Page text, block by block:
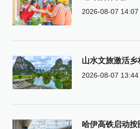
2026-08-07 14:07
山水文旅激活乡
2026-08-07 13:44
哈伊高铁启动按